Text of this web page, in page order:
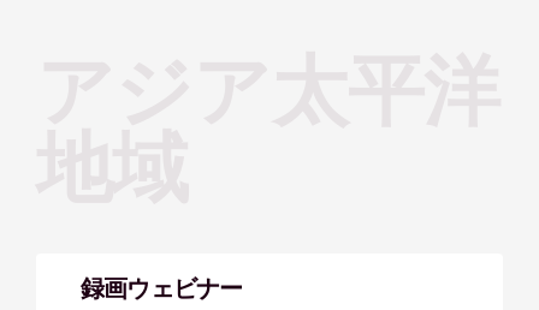
録画ウェビナー